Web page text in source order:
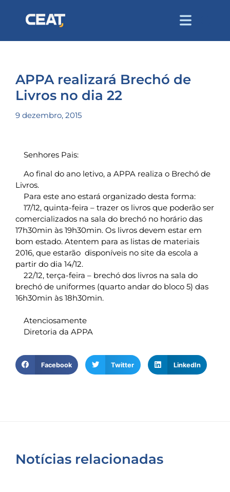
APPA realizará Brechó de
Livros no dia 22
9 dezembro, 2015
Senhores Pais:
Ao final do ano letivo, a APPA realiza o Brechó de
Livros.
Para este ano estará organizado desta forma:
17/12, quinta-feira – trazer os livros que poderão ser
comercializados na sala do brechó no horário das
17h30min às 19h30min. Os livros devem estar em
bom estado. Atentem para as listas de materiais
2016, que estarão disponíveis no site da escola a
partir do dia 14/12.
22/12, terça-feira – brechó dos livros na sala do
brechó de uniformes (quarto andar do bloco 5) das
16h30min às 18h30min.
Atenciosamente
Diretoria da APPA
Facebook Twitter LinkedIn
Notícias relacionadas